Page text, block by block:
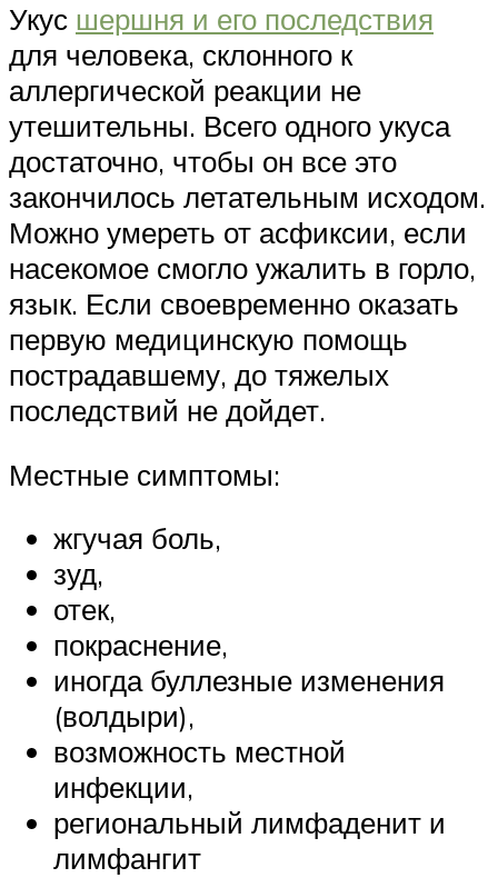
Укус шершня и его последствия
для человека, склонного к
аллергической реакции не
утешительны. Всего одного укуса
достаточно, чтобы он все это
закончилось летательным исходом.
Можно умереть от асфиксии, если
насекомое смогло ужалить в горло,
язык. Если своевременно оказать
первую медицинскую помощь
пострадавшему, до тяжелых
последствий не дойдет.
Местные симптомы:
жгучая боль,
зуд,
отек,
покраснение,
иногда буллезные изменения
(волдыри),
возможность местной
инфекции,
региональный лимфаденит и
лимфангит